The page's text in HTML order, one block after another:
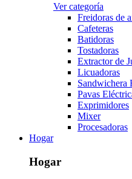
Ver categoría
Freidoras de
Cafeteras
Batidoras
Tostadoras
Extractor de
Licuadoras
Sandwichera
Pavas
Exprimidores
Mixer
Procesadoras
Hogar
Hogar